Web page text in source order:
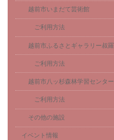
越前市いまだて芸術館
ご利用方法
越前市ふるさとギャラリー叔羅
ご利用方法
越前市八ッ杉森林学習センター
ご利用方法
その他の施設
イベント情報